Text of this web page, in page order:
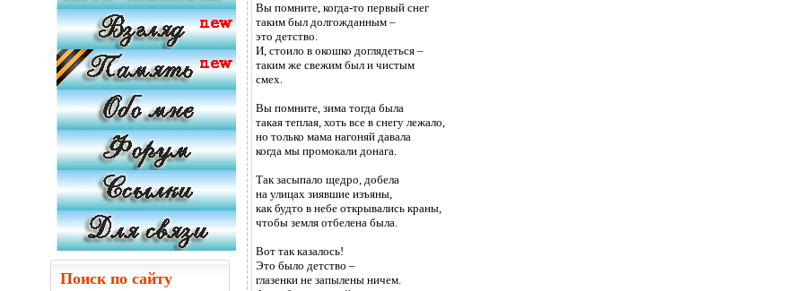
Поиск по сайту
Вы помните, когда-то первый снег
таким был долгожданным –
это детство.
И, стоило в окошко доглядеться –
таким же свежим был и чистым
смех.
Вы помните, зима тогда была
такая теплая, хоть все в снегу лежало,
но только мама нагоняй давала
когда мы промокали донага.
Так засыпало щедро, добела
на улицах зиявшие изъяны,
как будто в небе открывались краны,
чтобы земля отбелена была.
Вот так казалось!
Это было детство –
глазенки не запылены ничем.